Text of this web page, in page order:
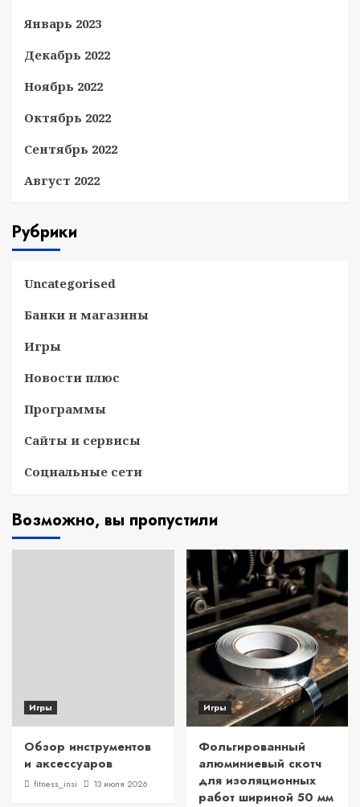
Январь 2023
Декабрь 2022
Ноябрь 2022
Октябрь 2022
Сентябрь 2022
Август 2022
Рубрики
Uncategorised
Банки и магазины
Игры
Новости плюс
Программы
Сайты и сервисы
Социальные сети
Возможно, вы пропустили
Игры
Обзор инструментов
и аксессуаров
fitness_insi 13 июля 2026
Игры
Фольгированный
алюминиевый скотч
для изоляционных
работ шириной 50 мм